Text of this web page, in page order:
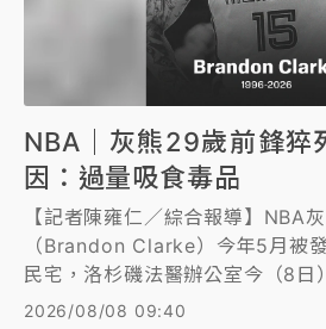
NBA｜灰熊29歲前鋒猝
因：過量吸食毒品
【記者陳雍仁／綜合報導】NBA
（Brandon Clarke）今年5月被
民宅，洛杉磯法醫辦公室今（8日
意外吸食海洛因與古柯鹼過量。
2026/08/08 09:40